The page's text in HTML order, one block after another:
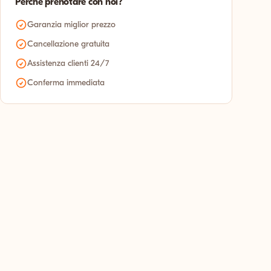
Garanzia miglior prezzo
Cancellazione gratuita
Assistenza clienti 24/7
Conferma immediata